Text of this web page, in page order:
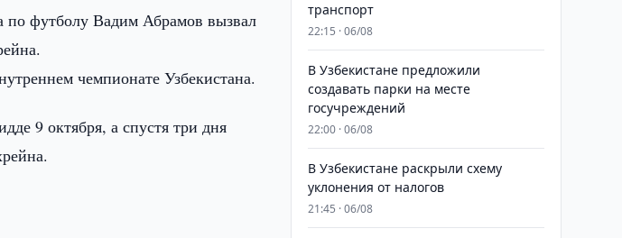
по футболу Вадим Абрамов вызвал
чемпионате Узбекистана.
9 октября, а спустя три дня
транспорт
22:15 · 06/08
В Узбекистане предложили
создавать парки на месте
госучреждений
22:00 · 06/08
В Узбекистане раскрыли схему
уклонения от налогов
21:45 · 06/08